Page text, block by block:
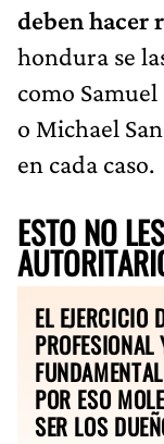
deben hacer
hondura se
como
o Michael
en cada caso.
ESTO NO
EL EJERCICIO
POR ESO
SER LOS